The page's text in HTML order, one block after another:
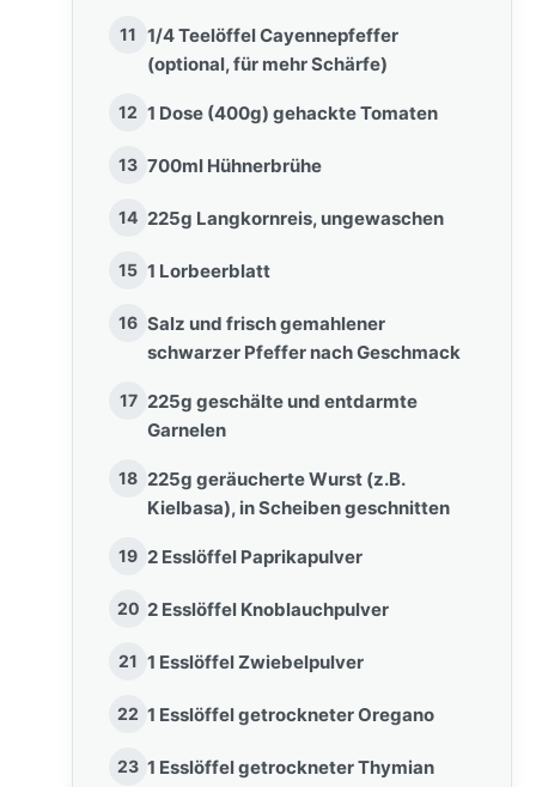
11 1/4 Teelöffel Cayennepfeffer
(optional, für mehr Schärfe)
12 1 Dose (400g) gehackte Tomaten
13 700ml Hühnerbrühe
14 225g Langkornreis, ungewaschen
15 1 Lorbeerblatt
16 Salz und frisch gemahlener
schwarzer Pfeffer nach Geschmack
17 225g geschälte und entdarmte
Garnelen
18 225g geräucherte Wurst (z.B.
Kielbasa), in Scheiben geschnitten
19 2 Esslöffel Paprikapulver
20 2 Esslöffel Knoblauchpulver
21 1 Esslöffel Zwiebelpulver
22 1 Esslöffel getrockneter Oregano
23 1 Esslöffel getrockneter Thymian